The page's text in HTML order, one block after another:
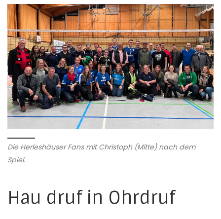
Die Herleshäuser Fans mit Christoph (Mitte) nach dem
Spiel.
Hau druf in Ohrdruf